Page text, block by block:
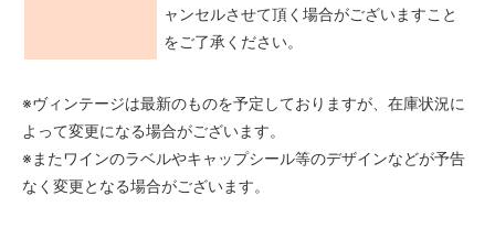
ャンセルさせて頂く場合がございますこと
をご了承ください。
※ヴィンテージは最新のものを予定しておりますが、在庫状況に
よって変更になる場合がございます。
※またワインのラベルやキャップシール等のデザインなどが予告
なく変更となる場合がございます。